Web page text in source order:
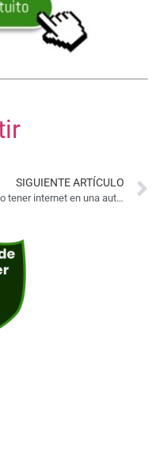
SIGUIENTE ARTÍCULO
Cómo tener internet en una autocaravana o camper